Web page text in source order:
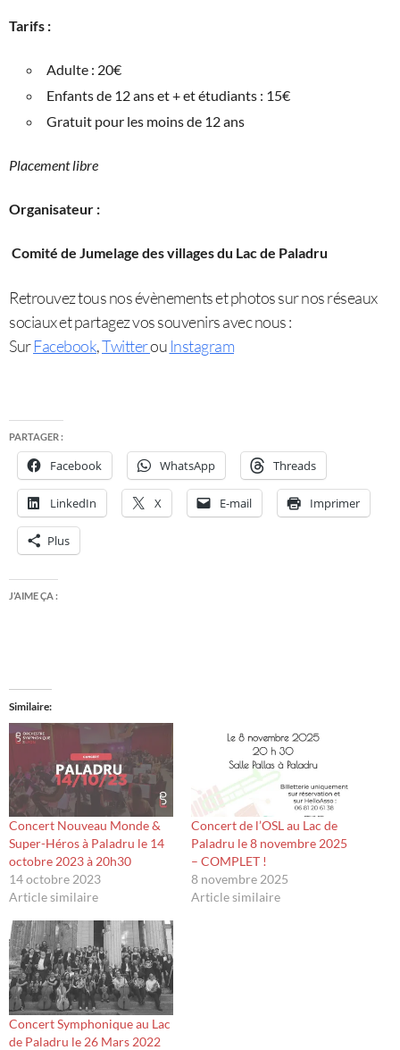
Tarifs :
Adulte : 20€
Enfants de 12 ans et + et étudiants : 15€
Gratuit pour les moins de 12 ans
Placement libre
Organisateur :
Comité de Jumelage des villages du Lac de Paladru
Retrouvez tous nos évènements et photos sur nos réseaux
sociaux et partagez vos souvenirs avec nous :
SurFacebook,Twitterou Instagram
PARTAGER :
Facebook WhatsApp Threads
LinkedIn X E-mail Imprimer
Plus
J’AIME ÇA :
Similaire
Concert Nouveau Monde &
Super-Héros à Paladru le 14
octobre 2023 à 20h30
14 octobre 2023
Article similaire
Concert de l’OSL au Lac de
Paladru le 8 novembre 2025
– COMPLET !
8 novembre 2025
Article similaire
Concert Symphonique au Lac
de Paladru le 26 Mars 2022